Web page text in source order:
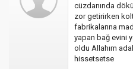
cüzdanında
zor getirirken
fabrikalarına
yapan bağ evini
oldu Allahım
hissetsetse